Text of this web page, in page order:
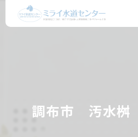
調布市 汚水桝